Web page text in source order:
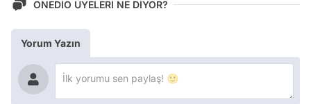
ONEDİO ÜYELERİ NE DİYOR?
Yorum Yazın